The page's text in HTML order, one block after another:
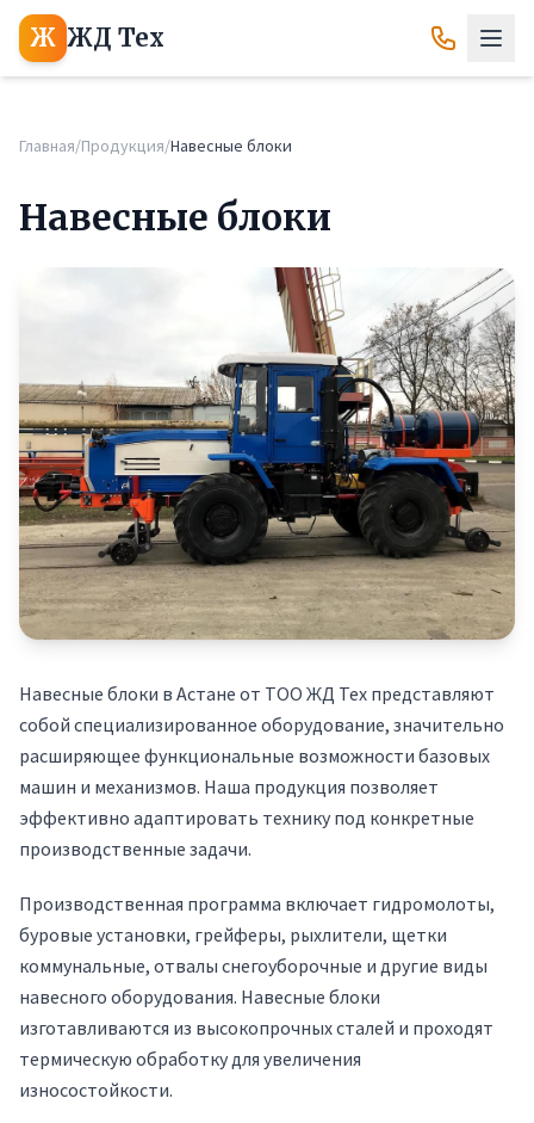
Ж ЖД Тех
Главная/Продукция/Навесные блоки
Навесные блоки
Навесные блоки в Астане от ТОО ЖД Тех представляют
собой специализированное оборудование, значительно
расширяющее функциональные возможности базовых
машин и механизмов. Наша продукция позволяет
эффективно адаптировать технику под конкретные
производственные задачи.
Производственная программа включает гидромолоты,
буровые установки, грейферы, рыхлители, щетки
коммунальные, отвалы снегоуборочные и другие виды
навесного оборудования. Навесные блоки
изготавливаются из высокопрочных сталей и проходят
термическую обработку для увеличения
износостойкости.